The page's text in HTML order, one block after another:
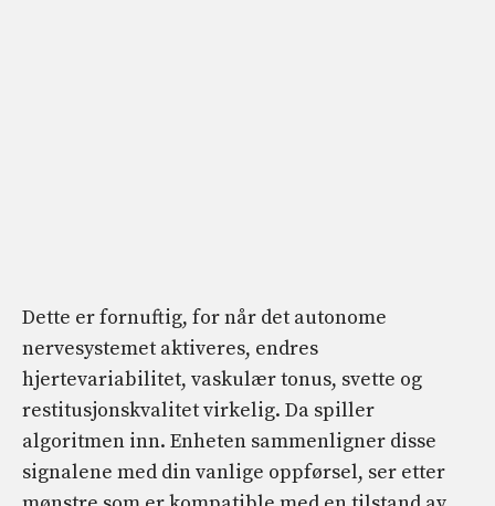
Dette er fornuftig, for når det autonome
nervesystemet aktiveres, endres
hjertevariabilitet, vaskulær tonus, svette og
restitusjonskvalitet virkelig. Da spiller
algoritmen inn. Enheten sammenligner disse
signalene med din vanlige oppførsel, ser etter